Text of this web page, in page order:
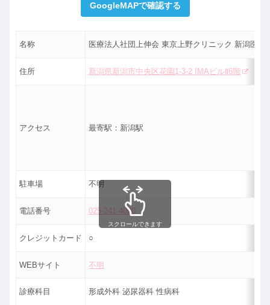
GoogleMAPで確認する
名称 医療法人社団上伸会 東京上野クリニック 新潟医院
住所 新潟県新潟市中央区花園1-3-2 IMAビルⅡ6階
アクセス 最寄駅：新潟駅
駐車場 不明
電話番号 025-241-4000
クレジットカード ○
WEBサイト 不明
診療科目 形成外科 泌尿器科 性病科
スクロールできます